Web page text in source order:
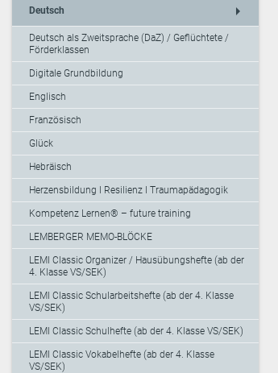
Deutsch arrow_right
Deutsch als Zweitsprache (DaZ) / Geflüchtete /
Förderklassen
Digitale Grundbildung
Englisch
Französisch
Glück
Hebräisch
Herzensbildung I Resilienz I Traumapädagogik
Kompetenz Lernen® – future training
LEMBERGER MEMO-BLÖCKE
LEMI Classic Organizer / Hausübungshefte (ab der
4. Klasse VS/SEK)
LEMI Classic Schularbeitshefte (ab der 4. Klasse
VS/SEK)
LEMI Classic Schulhefte (ab der 4. Klasse VS/SEK)
LEMI Classic Vokabelhefte (ab der 4. Klasse
VS/SEK)